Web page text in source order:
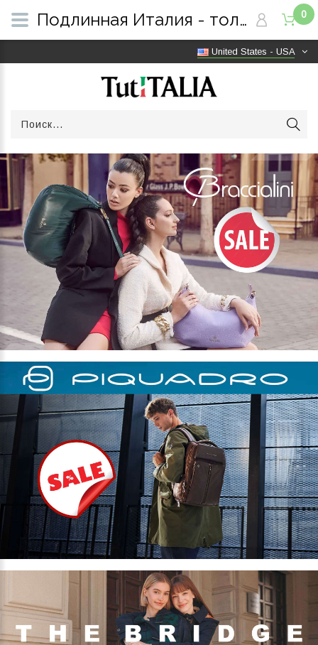
United States - USA
0
Подлинная Италия - только оригинальные товары | Бесплатная доставка по всему миру | TutITALIA